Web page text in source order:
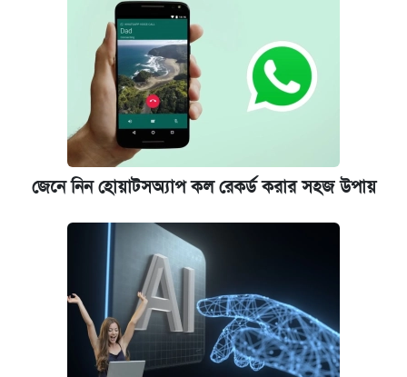
ইপিএস প্রকাশ করেছে ঢাকা ব্যাংক
জেনে নিন হোয়াটসঅ্যাপ কল রেকর্ড করার সহজ উপায়